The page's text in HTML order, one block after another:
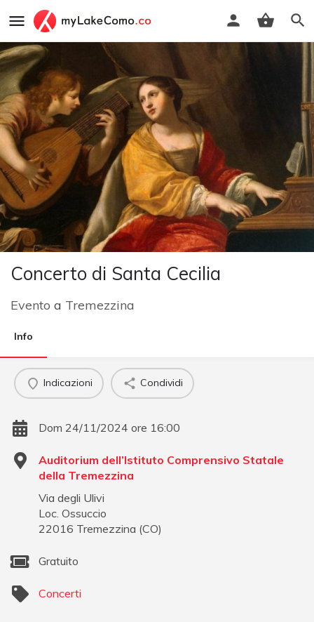
Concerto di Santa Cecilia
Evento a Tremezzina
Info
Indicazioni Condividi
Dom 24/11/2024 ore 16:00
Auditorium dell’Istituto Comprensivo Statale
della Tremezzina
Via degli Ulivi
Loc. Ossuccio
22016 Tremezzina (CO)
Gratuito
Concerti